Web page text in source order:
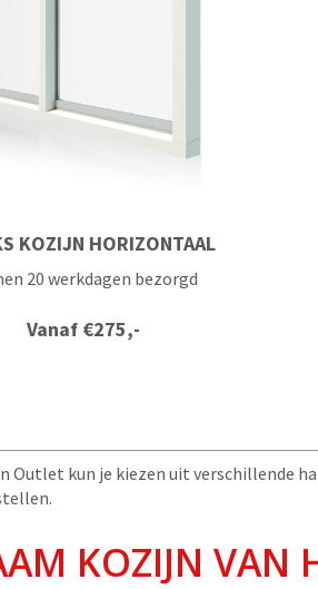
KOZIJN HORIZONTAAL
Vanaf €275,-
20 werkdagen bezorgd
Outlet kun je kiezen uit verschillende
KOZIJN VAN